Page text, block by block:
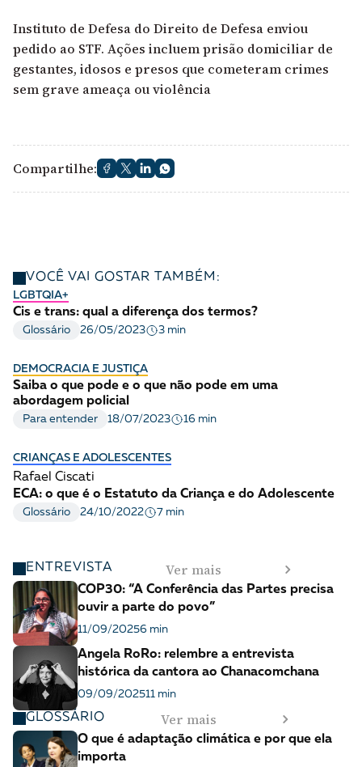
Instituto de Defesa do Direito de Defesa enviou
pedido ao STF. Ações incluem prisão domiciliar de
gestantes, idosos e presos que cometeram crimes
sem grave ameaça ou violência
Compartilhe:
VOCÊ VAI GOSTAR TAMBÉM:
LGBTQIA+
Cis e trans: qual a diferença dos termos?
Glossário 26/05/2023 3 min
DEMOCRACIA E JUSTIÇA
Saiba o que pode e o que não pode em uma
abordagem policial
Para entender 18/07/2023 16 min
CRIANÇAS E ADOLESCENTES
Rafael Ciscati
ECA: o que é o Estatuto da Criança e do Adolescente
Glossário 24/10/2022 7 min
ENTREVISTA Ver mais
COP30: “A Conferência das Partes precisa
ouvir a parte do povo”
11/09/20256 min
Angela RoRo: relembre a entrevista
histórica da cantora ao Chanacomchana
09/09/202511 min
GLOSSÁRIO Ver mais
O que é adaptação climática e por que ela
importa